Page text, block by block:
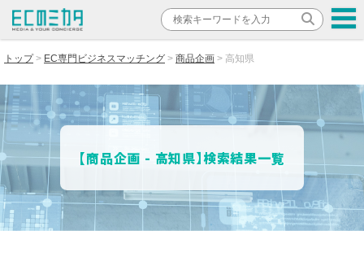
トップ EC専門ビジネスマッチング 商品企画 高知県
【商品企画 - 高知県】検索結果一覧